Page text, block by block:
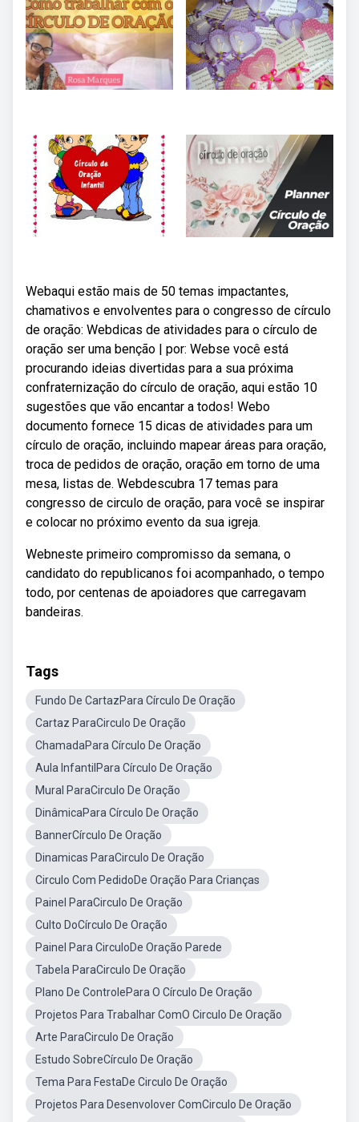
Webaqui estão mais de 50 temas impactantes,
chamativos e envolventes para o congresso de círculo
de oração: Webdicas de atividades para o círculo de
oração ser uma benção | por: Webse você está
procurando ideias divertidas para a sua próxima
confraternização do círculo de oração, aqui estão 10
sugestões que vão encantar a todos! Webo
documento fornece 15 dicas de atividades para um
círculo de oração, incluindo mapear áreas para oração,
troca de pedidos de oração, oração em torno de uma
mesa, listas de. Webdescubra 17 temas para
congresso de circulo de oração, para você se inspirar
e colocar no próximo evento da sua igreja.
Webneste primeiro compromisso da semana, o
candidato do republicanos foi acompanhado, o tempo
todo, por centenas de apoiadores que carregavam
bandeiras.
Tags
Fundo De CartazPara Círculo De Oração
Cartaz ParaCirculo De Oração
ChamadaPara Círculo De Oração
Aula InfantilPara Círculo De Oração
Mural ParaCirculo De Oração
DinâmicaPara Círculo De Oração
BannerCírculo De Oração
Dinamicas ParaCirculo De Oração
Circulo Com PedidoDe Oração Para Crianças
Painel ParaCirculo De Oração
Culto DoCírculo De Oração
Painel Para CirculoDe Oração Parede
Tabela ParaCirculo De Oração
Plano De ControlePara O Círculo De Oração
Projetos Para Trabalhar ComO Circulo De Oração
Arte ParaCirculo De Oração
Estudo SobreCírculo De Oração
Tema Para FestaDe Circulo De Oração
Projetos Para Desenvolover ComCirculo De Oração